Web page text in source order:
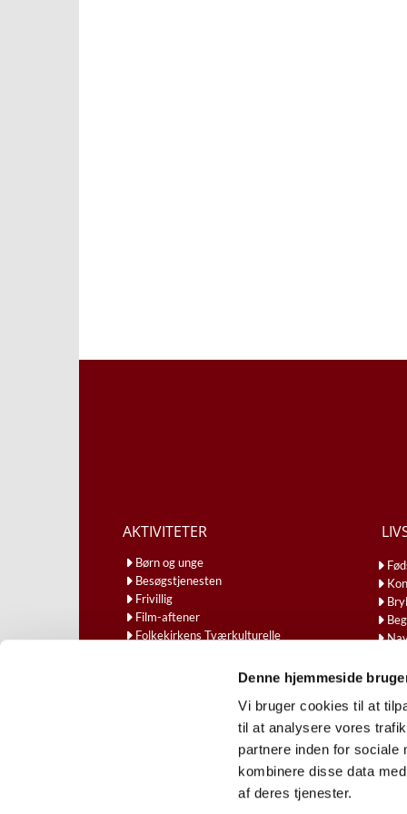
Denne hjemmeside
Vi bruger cookies til at
til at analysere vores
partnere inden for sociale
kombinere disse data
af deres tjenester.
AKTIVITETER
Børn og unge
Besøgstjenesten
Frivillig
Film-aftener
Folkekirkens Tværkulturelle
Torsdagsmøder og foredrag